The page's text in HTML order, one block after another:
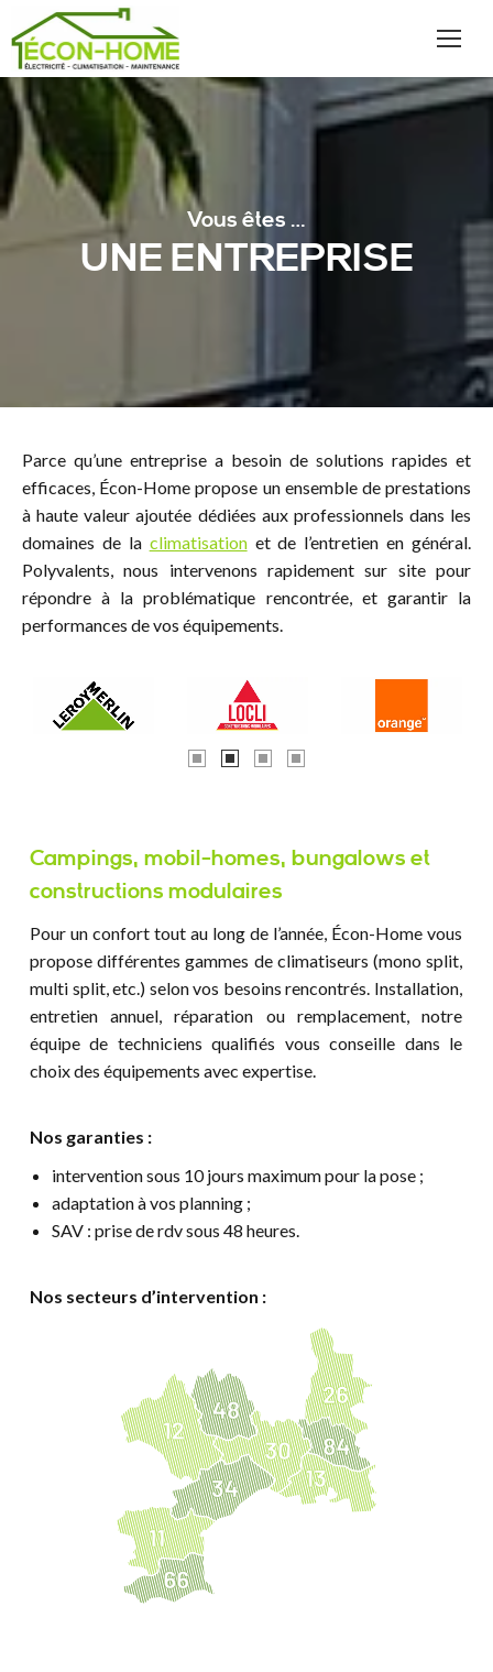
Vous êtes …
UNE ENTREPRISE
Parce qu’une entreprise a besoin de solutions rapides et
efficaces, Écon-Home propose un ensemble de prestations
à haute valeur ajoutée dédiées aux professionnels dans les
domaines de la climatisationet de l’entretien en général.
Polyvalents, nous intervenons rapidement sur site pour
répondre à la problématique rencontrée, et garantir la
performances de vos équipements.
Campings, mobil-homes, bungalows et
constructions modulaires
Pour un confort tout au long de l’année, Écon-Home vous
propose différentes gammes de climatiseurs (mono split,
multi split, etc.) selon vos besoins rencontrés. Installation,
entretien annuel, réparation ou remplacement, notre
équipe de techniciens qualifiés vous conseille dans le
choix des équipements avec expertise.
Nos garanties :
intervention sous 10 jours maximum pour la pose ;
adaptation à vos planning ;
SAV : prise de rdv sous 48 heures.
Nos secteurs d’intervention :